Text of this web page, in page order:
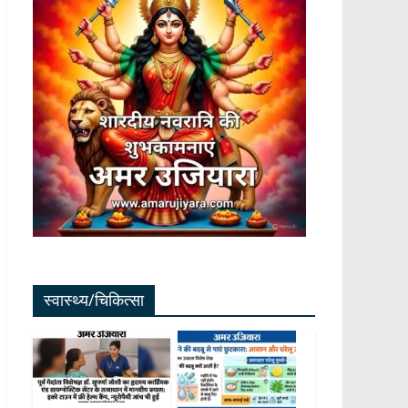
स्वास्थ्य/चिकित्सा